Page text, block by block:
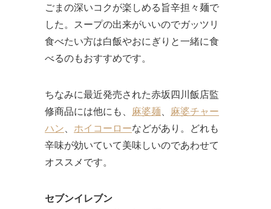
ごまの深いコクが楽しめる旨辛担々麺で
した。スープの出来がいいのでガッツリ
食べたい方は白飯やおにぎりと一緒に食
べるのもおすすめです。
ちなみに最近発売された赤坂四川飯店監
修商品には他にも、
麻婆麺
麻婆チャー
ハン
ホイコーローなどがあり。どれも
辛味が効いていて美味しいのであわせて
オススメです。
セブンイレブン